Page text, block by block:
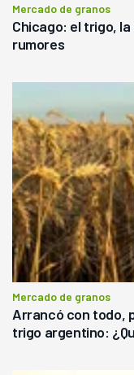
Mercado de granos
Chicago: el trigo, la
rumores
Mercado de granos
Arrancó con todo,
trigo argentino: